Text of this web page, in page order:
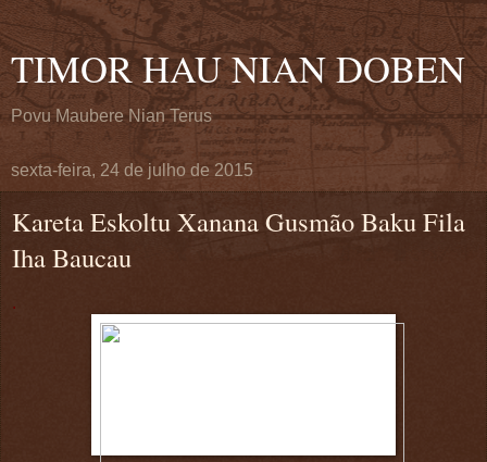
TIMOR HAU NIAN DOBEN
Povu Maubere Nian Terus
sexta-feira, 24 de julho de 2015
Kareta Eskoltu Xanana Gusmão Baku Fila
Iha Baucau
.